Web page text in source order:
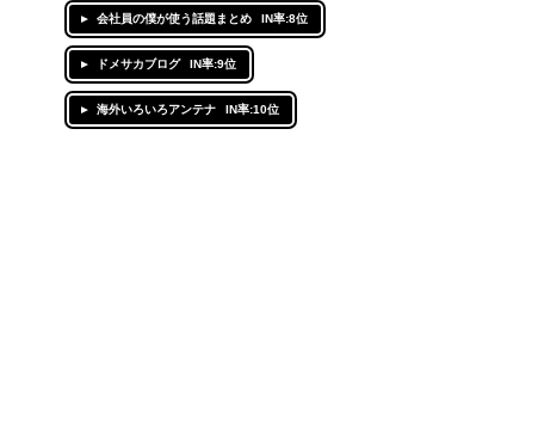
会社員の僕が使う話題まとめ IN率:8位
ドメサカブログ IN率:9位
海外いろいろアンテナ IN率:10位